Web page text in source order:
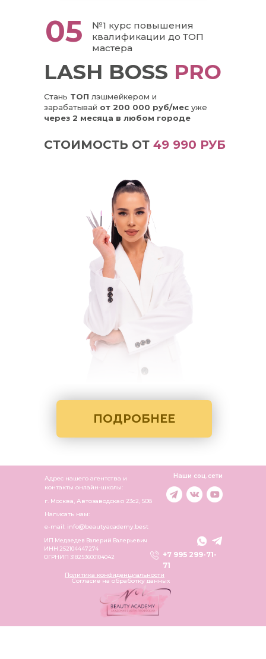
ПОДРОБНЕЕ
LASH BOSS PRO
№1 курс повышения
квалификации до ТОП
мастера
СТОИМОСТЬ ОТ 49 990 РУБ
05
Стань ТОП лэшмейкером и
зарабатывай от 200 000 руб/мес уже
через 2 месяца в любом городе
Адрес нашего агентства и
контакты онлайн-школы:
г. Москва, Автозаводская 23c2, 508
Написать нам:
e-mail: info@beautyacademy.best
Политика конфиденциальности
Согласие на обработку данных
ИП Медведев Валерий Валерьевич
ИНН 252104447274
ОГРНИП 318253600104042
Наши соц.сети
+7 995 299-71-
71